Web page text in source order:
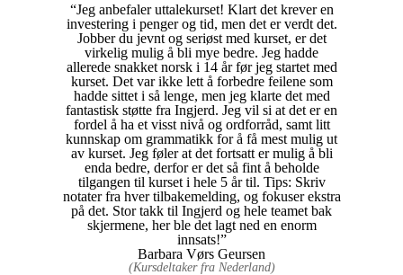
“Jeg anbefaler uttalekurset! Klart det krever en
investering i penger og tid, men det er verdt det.
Jobber du jevnt og seriøst med kurset, er det
virkelig mulig å bli mye bedre. Jeg hadde
allerede snakket norsk i 14 år før jeg startet med
kurset. Det var ikke lett å forbedre feilene som
hadde sittet i så lenge, men jeg klarte det med
fantastisk støtte fra Ingjerd. Jeg vil si at det er en
fordel å ha et visst nivå og ordforråd, samt litt
kunnskap om grammatikk for å få mest mulig ut
av kurset. Jeg føler at det fortsatt er mulig å bli
enda bedre, derfor er det så fint å beholde
tilgangen til kurset i hele 5 år til. Tips: Skriv
notater fra hver tilbakemelding, og fokuser ekstra
på det. Stor takk til Ingjerd og hele teamet bak
skjermene, her ble det lagt ned en enorm
innsats!”
Barbara Vørs Geursen
(Kursdeltaker fra Nederland)